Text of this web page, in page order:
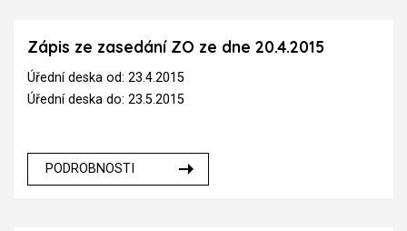
Zápis ze zasedání ZO ze dne 20.4.2015
Úřední deska od: 23.4.2015
Úřední deska do: 23.5.2015
PODROBNOSTI